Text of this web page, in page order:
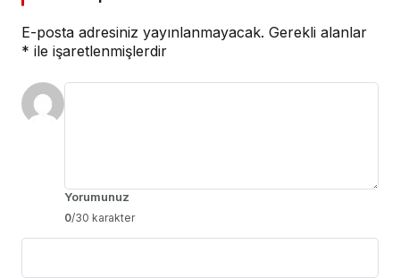
E-posta adresiniz yayınlanmayacak. Gerekli alanlar
* ile işaretlenmişlerdir
Yorumunuz
0/30 karakter